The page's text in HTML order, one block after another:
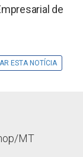
de
ESTA NOTÍCIA
MT